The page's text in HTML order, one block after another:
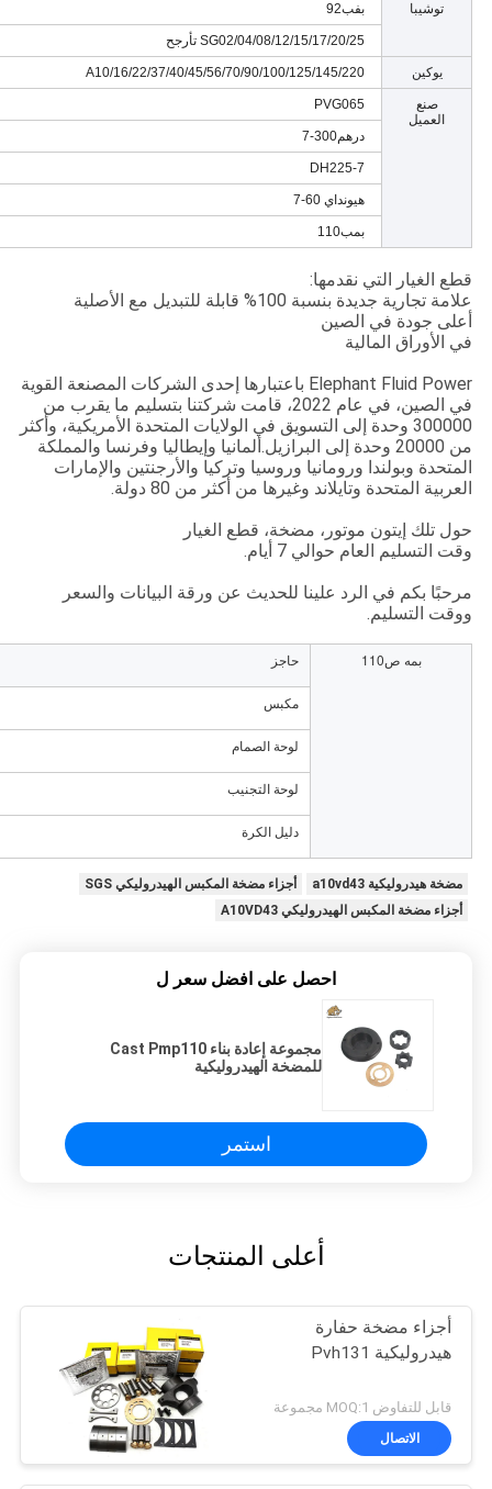
توشيبا بفب92
SG02/04/08/12/15/17/20/25 تأرجح
يوكين A10/16/22/37/40/45/56/70/90/100/125/145/220
صنع
العميل
PVG065
درهم300-7
DH225-7
هيونداي 60-7
بمب110
قطع الغيار التي نقدمها:
علامة تجارية جديدة بنسبة 100% قابلة للتبديل مع الأصلية
أعلى جودة في الصين
في الأوراق المالية
Elephant Fluid Power باعتبارها إحدى الشركات المصنعة القوية
في الصين، في عام 2022، قامت شركتنا بتسليم ما يقرب من
300000 وحدة إلى التسويق في الولايات المتحدة الأمريكية، وأكثر
من 20000 وحدة إلى البرازيل.ألمانيا وإيطاليا وفرنسا والمملكة
المتحدة وبولندا ورومانيا وروسيا وتركيا والأرجنتين والإمارات
العربية المتحدة وتايلاند وغيرها من أكثر من 80 دولة.
حول تلك إيتون موتور، مضخة، قطع الغيار
وقت التسليم العام حوالي 7 أيام.
مرحبًا بكم في الرد علينا للحديث عن ورقة البيانات والسعر
ووقت التسليم.
بمه ص110 حاجز
مكبس
لوحة الصمام
لوحة التجنيب
دليل الكرة
مضخة هيدروليكية a10vd43
أجزاء مضخة المكبس الهيدروليكي SGS
أجزاء مضخة المكبس الهيدروليكي A10VD43
احصل على افضل سعر ل
مجموعة إعادة بناء Cast Pmp110
للمضخة الهيدروليكية
استمر
أعلى المنتجات
أجزاء مضخة حفارة
هيدروليكية Pvh131
قابل للتفاوض MOQ:1 مجموعة
الاتصال